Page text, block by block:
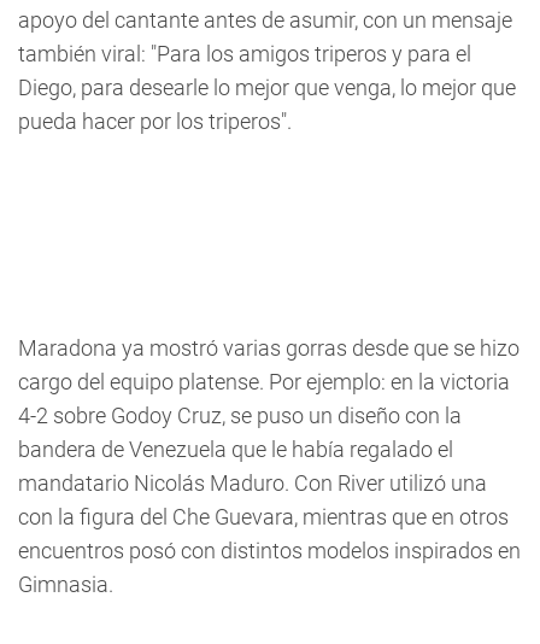
apoyo del cantante antes de asumir, con un mensaje
también viral: "Para los amigos triperos y para el
Diego, para desearle lo mejor que venga, lo mejor que
pueda hacer por los triperos".
Maradona ya mostró varias gorras desde que se hizo
cargo del equipo platense. Por ejemplo: en la victoria
4-2 sobre Godoy Cruz, se puso un diseño con la
bandera de Venezuela que le había regalado el
mandatario Nicolás Maduro. Con River utilizó una
con la figura del Che Guevara, mientras que en otros
encuentros posó con distintos modelos inspirados en
Gimnasia.